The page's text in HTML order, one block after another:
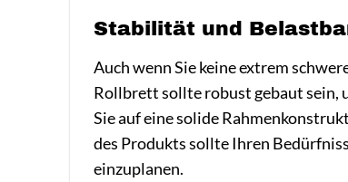
Stabilität und
Auch wenn Sie keine extrem
Rollbrett sollte robust gebaut sein,
Sie auf eine solide
des Produkts sollte Ihren
einzuplanen.